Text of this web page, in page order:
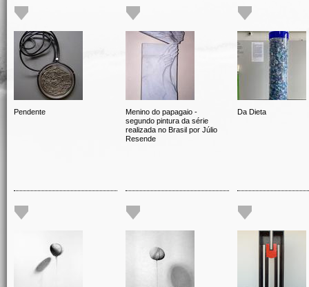
Pendente
Menino do papagaio -
segundo pintura da série
realizada no Brasil por Júlio
Resende
Da Dieta